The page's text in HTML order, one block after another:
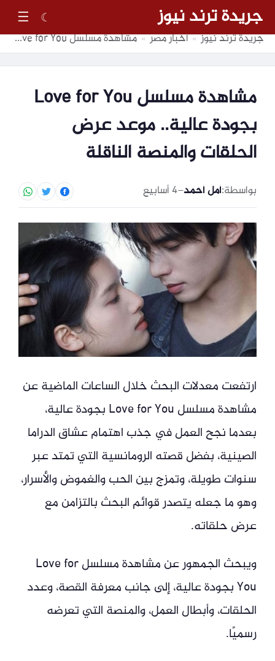
جريدة ترند نيوز ☾
☰
جريدة ترند نيوز » أخبار مصر » مشاهدة مسلسل Love for You بجودة عالية.. موعد عرض الحلقات والمنصة الناقلة
مشاهدة مسلسل Love for You
بجودة عالية.. موعد عرض
الحلقات والمنصة الناقلة
بواسطة:أمل أحمد–4 أسابيع
ارتفعت معدلات البحث خلال الساعات الماضية عن
مشاهدة مسلسل Love for You بجودة عالية،
بعدما نجح العمل في جذب اهتمام عشاق الدراما
الصينية، بفضل قصته الرومانسية التي تمتد عبر
سنوات طويلة، وتمزج بين الحب والغموض والأسرار،
وهو ما جعله يتصدر قوائم البحث بالتزامن مع
عرض حلقاته.
ويبحث الجمهور عن مشاهدة مسلسل Love for
You بجودة عالية، إلى جانب معرفة القصة، وعدد
الحلقات، وأبطال العمل، والمنصة التي تعرضه
رسميًا.